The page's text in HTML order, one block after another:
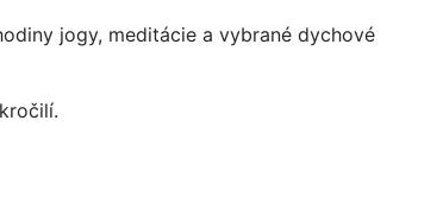
jogy, meditácie a vybrané dychové